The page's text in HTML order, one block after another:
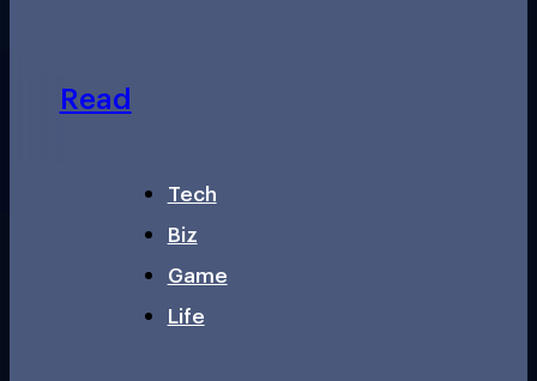
Read
Tech
Biz
Game
Life